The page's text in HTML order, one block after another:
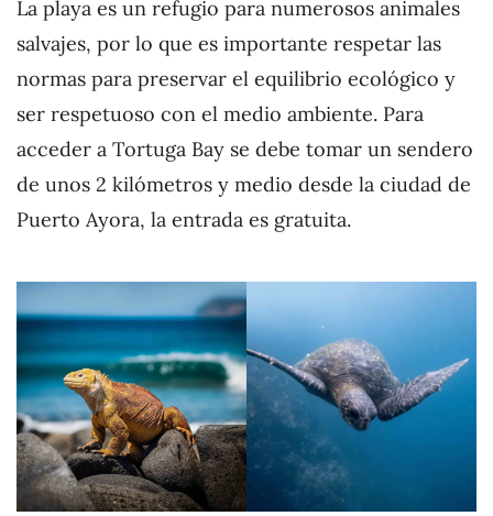
La playa es un refugio para numerosos animales
salvajes, por lo que es importante respetar las
normas para preservar el equilibrio ecológico y
ser respetuoso con el medio ambiente. Para
acceder a Tortuga Bay se debe tomar un sendero
de unos 2 kilómetros y medio desde la ciudad de
Puerto Ayora, la entrada es gratuita.